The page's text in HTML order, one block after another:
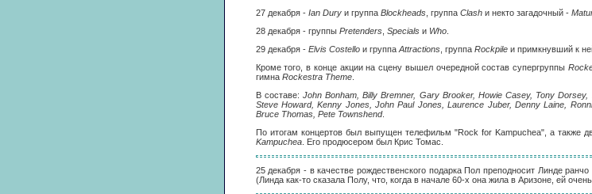
27 декабря - Ian Duryи группа Blockheads, группа Clashи некто загадочный -
28 декабря - группы Pretenders, Specialsи Who.
29 декабря - Elvis Costelloи группа Attractions, группа Rockpileи примкнувший к
Кроме того, в конце акции на сцену вышел очередной состав супергруппы
гимна Rockestra Theme.
В составе: John Bonham, Billy Bremner, Gary Brooker, Howie Casey, Tony
Steve Howard, Kenny Jones, John Paul Jones, Laurence Juber, Denny Laine,
Bruce Thomas, Pete Townshend.
По итогам концертов был выпущен телефильм "Rock for Kampuchea", а также
Kampuchea. Его продюсером был Крис Томас.
25 декабря - в качестве рождественского подарка Пол преподносит Линде
(Линда как-то сказала Полу, что, когда в начале 60-х она жила в Аризоне, ей